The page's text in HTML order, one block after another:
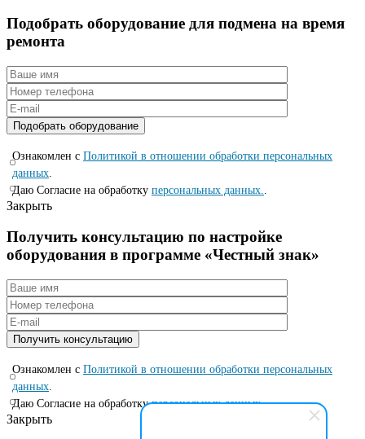
Подобрать оборудование для подмена на время
ремонта
Ознакомлен с Политикой в отношении обработки персональных
данных
Даю Согласие на обработку персональных данных.
Закрыть
Получить консультацию по настройке
оборудования в программе «Честный знак»
Ознакомлен с Политикой в отношении обработки персональных
данных.
Даю Согласие на обработкуперсональных данных..
Закрыть